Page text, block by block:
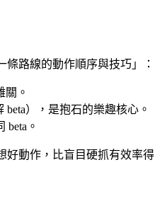
條路線的動作順序與技巧」 ：
關。
），是抱石的樂趣核心。
beta。
動作，比盲目硬抓有效率